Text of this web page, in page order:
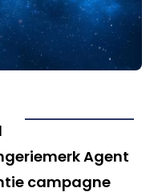
Agent
campagne